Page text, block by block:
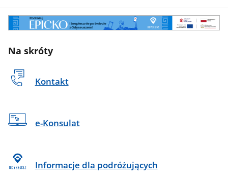
Odyseusz
Na skróty
Kontakt
e-Konsulat
Informacje dla podróżujących